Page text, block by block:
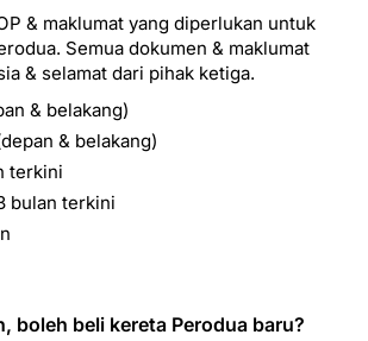
& maklumat yang diperlukan untuk
Semua dokumen & maklumat
& selamat dari pihak ketiga.
& belakang)
& belakang)
terkini
bulan terkini
boleh beli kereta Perodua baru?